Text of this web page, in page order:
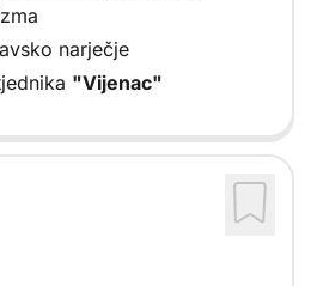
narječje
"Vijenac"